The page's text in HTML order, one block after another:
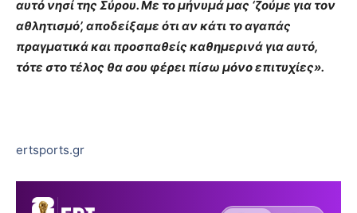
αυτό νησί της Σύρου. Με το μήνυμά μας ‘ζούμε για τον
αθλητισμό’, αποδείξαμε ότι αν κάτι το αγαπάς
πραγματικά και προσπαθείς καθημερινά για αυτό,
τότε στο τέλος θα σου φέρει πίσω μόνο επιτυχίες».
ertsports.gr